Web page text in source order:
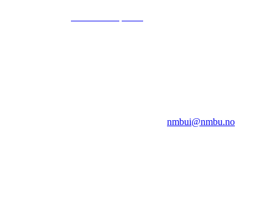
nmbui@nmbu.no